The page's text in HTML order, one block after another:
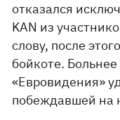
отказался
KAN из
слову, после
бойкоте.
«Евровидения»
побеждавшей на